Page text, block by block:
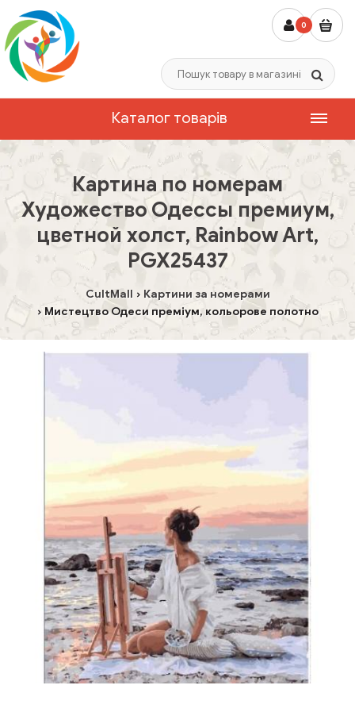
0
Каталог товарів
Картина по номерам
Художество Одессы премиум,
цветной холст, Rainbow Art,
PGX25437
CultMall
Картини за номерами
Мистецтво Одеси преміум, кольорове полотно